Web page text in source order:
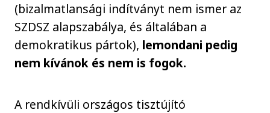
(bizalmatlansági indítványt nem ismer az
SZDSZ alapszabálya, és általában a
demokratikus pártok), lemondani pedig
nem kívánok és nem is fogok.
A rendkívüli országos tisztújító